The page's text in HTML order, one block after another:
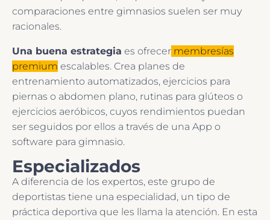
comparaciones entre gimnasios suelen ser muy
racionales.
Una buena estrategia es ofrecer membresías
premium escalables. Crea planes de
entrenamiento automatizados, ejercicios para
piernas o abdomen plano, rutinas para glúteos o
ejercicios aeróbicos, cuyos rendimientos puedan
ser seguidos por ellos a través de una App o
software para gimnasio.
Especializados
A diferencia de los expertos, este grupo de
deportistas tiene una especialidad, un tipo de
práctica deportiva que les llama la atención. En esta